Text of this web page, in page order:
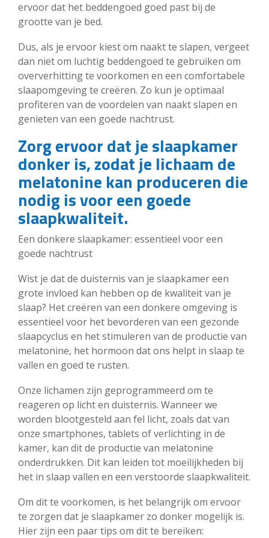
ervoor dat het beddengoed goed past bij de
grootte van je bed.
Dus, als je ervoor kiest om naakt te slapen, vergeet
dan niet om luchtig beddengoed te gebruiken om
oververhitting te voorkomen en een comfortabele
slaapomgeving te creëren. Zo kun je optimaal
profiteren van de voordelen van naakt slapen en
genieten van een goede nachtrust.
Zorg ervoor dat je slaapkamer
donker is, zodat je lichaam de
melatonine kan produceren die
nodig is voor een goede
slaapkwaliteit.
Een donkere slaapkamer: essentieel voor een
goede nachtrust
Wist je dat de duisternis van je slaapkamer een
grote invloed kan hebben op de kwaliteit van je
slaap? Het creëren van een donkere omgeving is
essentieel voor het bevorderen van een gezonde
slaapcyclus en het stimuleren van de productie van
melatonine, het hormoon dat ons helpt in slaap te
vallen en goed te rusten.
Onze lichamen zijn geprogrammeerd om te
reageren op licht en duisternis. Wanneer we
worden blootgesteld aan fel licht, zoals dat van
onze smartphones, tablets of verlichting in de
kamer, kan dit de productie van melatonine
onderdrukken. Dit kan leiden tot moeilijkheden bij
het in slaap vallen en een verstoorde slaapkwaliteit.
Om dit te voorkomen, is het belangrijk om ervoor
te zorgen dat je slaapkamer zo donker mogelijk is.
Hier zijn een paar tips om dit te bereiken: